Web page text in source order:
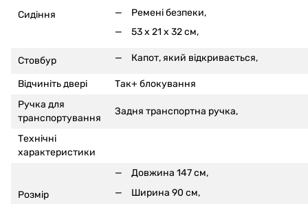
Сидіння
Ремені безпеки,
53 x 21 x 32 см,
Стовбур Капот, який відкривається,
Відчиніть двері
Так+ блокування
Ручка для
транспортування
Задня транспортна ручка,
Технічні
характеристики
Розмір
Довжина 147 см,
Ширина 90 см,